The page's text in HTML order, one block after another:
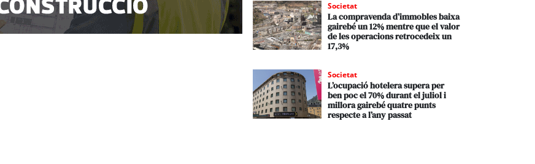
Societat
La compravenda d’immobles baixa
gairebé un 12% mentre que el valor
de les operacions retrocedeix un
17,3%
Societat
L’ocupació hotelera supera per
ben poc el 70% durant el juliol i
millora gairebé quatre punts
respecte a l’any passat